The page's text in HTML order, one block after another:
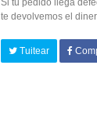
Si tu pedido llega
te devolvemos el
Tuitear